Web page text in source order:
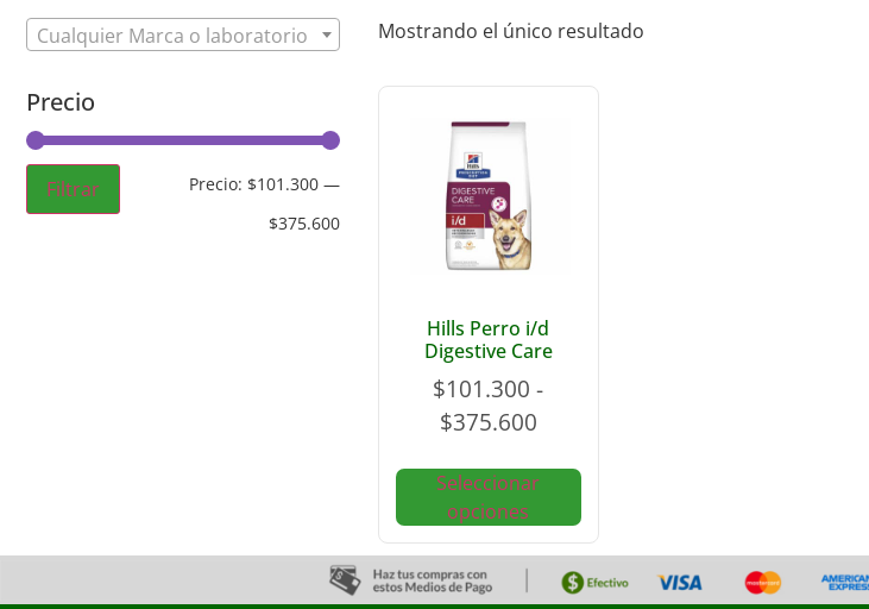
Cualquier Marca o laboratorio
Precio
Filtrar Precio: $101.300—
$375.600
Mostrando el único resultado
Hills Perro i/d
Digestive Care
$101.300 -
$375.600
Seleccionar
opciones